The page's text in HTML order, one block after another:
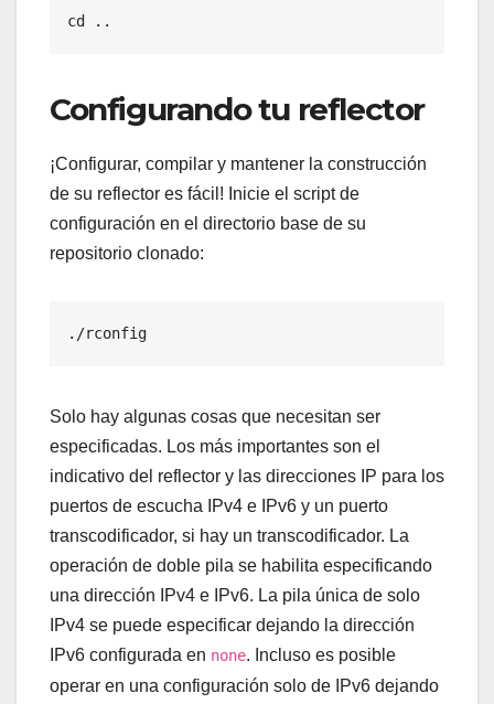
cd ..
Configurando tu reflector
¡Configurar, compilar y mantener la construcción
de su reflector es fácil! Inicie el script de
configuración en el directorio base de su
repositorio clonado:
./rconfig
Solo hay algunas cosas que necesitan ser
especificadas. Los más importantes son el
indicativo del reflector y las direcciones IP para los
puertos de escucha IPv4 e IPv6 y un puerto
transcodificador, si hay un transcodificador. La
operación de doble pila se habilita especificando
una dirección IPv4 e IPv6. La pila única de solo
IPv4 se puede especificar dejando la dirección
IPv6 configurada en none. Incluso es posible
operar en una configuración solo de IPv6 dejando